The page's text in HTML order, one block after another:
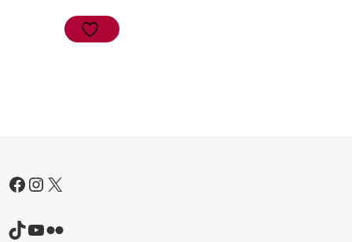
Facebook
Instagram
X
TikTok
YouTube
Flickr